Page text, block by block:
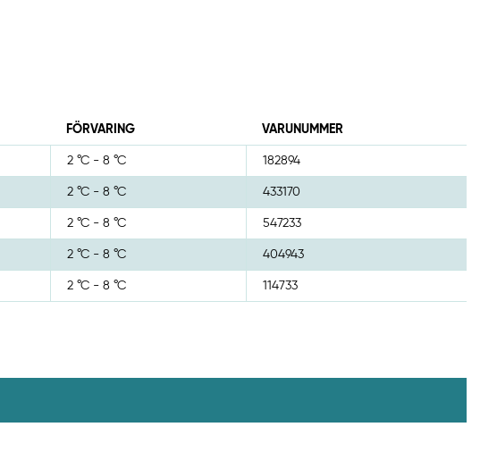
FÖRVARING VARUNUMMER
2 °C - 8 °C 182894
2 °C - 8 °C 433170
2 °C - 8 °C 547233
2 °C - 8 °C 404943
2 °C - 8 °C 114733